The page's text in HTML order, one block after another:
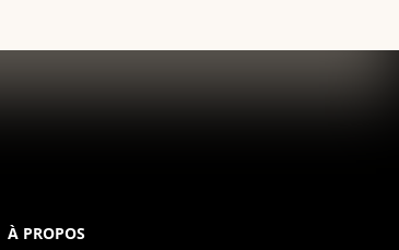
À PROPOS